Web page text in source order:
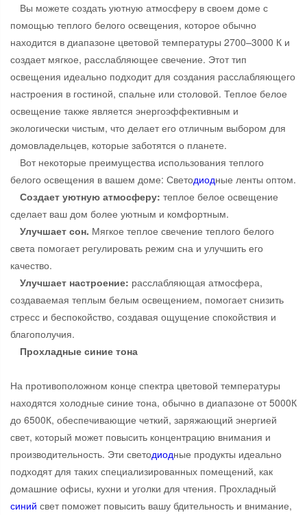
Вы можете создать уютную атмосферу в своем доме с
помощью теплого белого освещения, которое обычно
находится в диапазоне цветовой температуры 2700–3000 К и
создает мягкое, расслабляющее свечение. Этот тип
освещения идеально подходит для создания расслабляющего
настроения в гостиной, спальне или столовой. Теплое белое
освещение также является энергоэффективным и
экологически чистым, что делает его отличным выбором для
домовладельцев, которые заботятся о планете.
Вот некоторые преимущества использования теплого
белого освещения в вашем доме: Светодиодные ленты оптом.
Создает уютную атмосферу: теплое белое освещение
сделает ваш дом более уютным и комфортным.
Улучшает сон. Мягкое теплое свечение теплого белого
света помогает регулировать режим сна и улучшить его
качество.
Улучшает настроение: расслабляющая атмосфера,
создаваемая теплым белым освещением, помогает снизить
стресс и беспокойство, создавая ощущение спокойствия и
благополучия.
Прохладные синие тона
На противоположном конце спектра цветовой температуры
находятся холодные синие тона, обычно в диапазоне от 5000К
до 6500К, обеспечивающие четкий, заряжающий энергией
свет, который может повысить концентрацию внимания и
производительность. Эти светодиодные продукты идеально
подходят для таких специализированных помещений, как
домашние офисы, кухни и уголки для чтения. Прохладный
синий свет поможет повысить вашу бдительность и внимание,